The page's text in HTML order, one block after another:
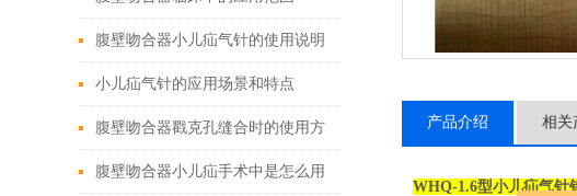
腹壁吻合器小儿疝气针的使用说明
小儿疝气针的应用场景和特点
腹壁吻合器戳克孔缝合时的使用方
法
腹壁吻合器小儿疝手术中是怎么用
产品介绍 相关
WHQ-1.6型小儿疝气针